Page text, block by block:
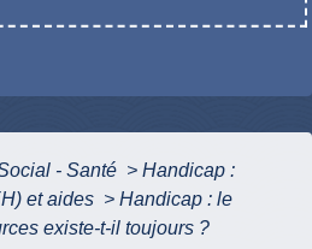
- Santé > Handicap :
et aides > Handicap : le
existe-t-il toujours ?